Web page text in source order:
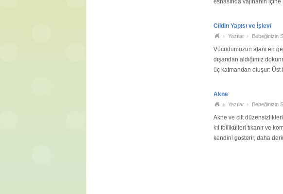
esnasında vajinanın
Cildin Yapısı ve İşlevi
Yazılar Bebeğinizin
Vücudumuzun alanı en
dışarıdan aldığımız
üç katmandan oluşur: Üst
Akne
Yazılar Bebeğinizin
Akne ve cilt düzensizlikleri
kıl follikülleri tıkanır ve
kendini gösterir, daha